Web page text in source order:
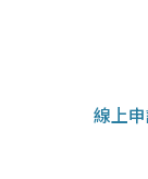
線上